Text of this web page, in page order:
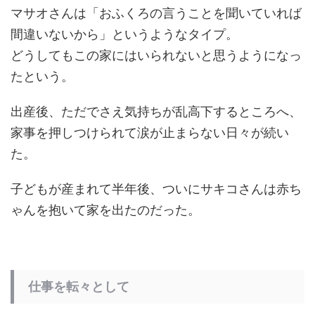
マサオさんは「おふくろの言うことを聞いていれば
間違いないから」というようなタイプ。
どうしてもこの家にはいられないと思うようになっ
たという。
出産後、ただでさえ気持ちが乱高下するところへ、
家事を押しつけられて涙が止まらない日々が続い
た。
子どもが産まれて半年後、ついにサキコさんは赤ち
ゃんを抱いて家を出たのだった。
仕事を転々として